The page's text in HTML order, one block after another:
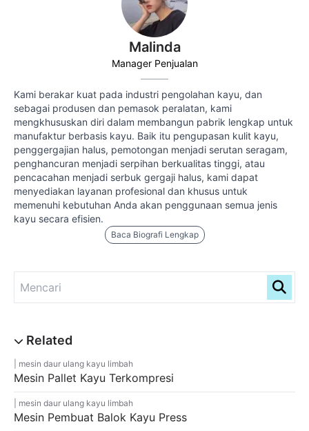
Malinda
Manager Penjualan
Kami berakar kuat pada industri pengolahan kayu, dan
sebagai produsen dan pemasok peralatan, kami
mengkhususkan diri dalam membangun pabrik lengkap untuk
manufaktur berbasis kayu. Baik itu pengupasan kulit kayu,
penggergajian halus, pemotongan menjadi serutan seragam,
penghancuran menjadi serpihan berkualitas tinggi, atau
pencacahan menjadi serbuk gergaji halus, kami dapat
menyediakan layanan profesional dan khusus untuk
memenuhi kebutuhan Anda akan penggunaan semua jenis
kayu secara efisien.
Baca Biografi Lengkap
mesin daur ulang kayu limbah
Mesin Pallet Kayu Terkompresi
mesin daur ulang kayu limbah
Mesin Pembuat Balok Kayu Press